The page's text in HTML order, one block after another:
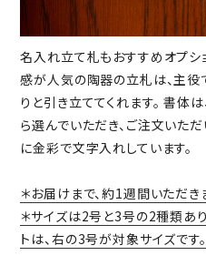
名入れ立て札もおすすめオプシ
感が人気の陶器の立札は、主
りと引き立ててくれます。 書体は
ら選んでいただき、ご注文いた
に金彩で文字入れしています。
＊お届けまで、約1週間いただき
＊サイズは2号と3号の2種類あ
トは、右の3号が対象サイズです。